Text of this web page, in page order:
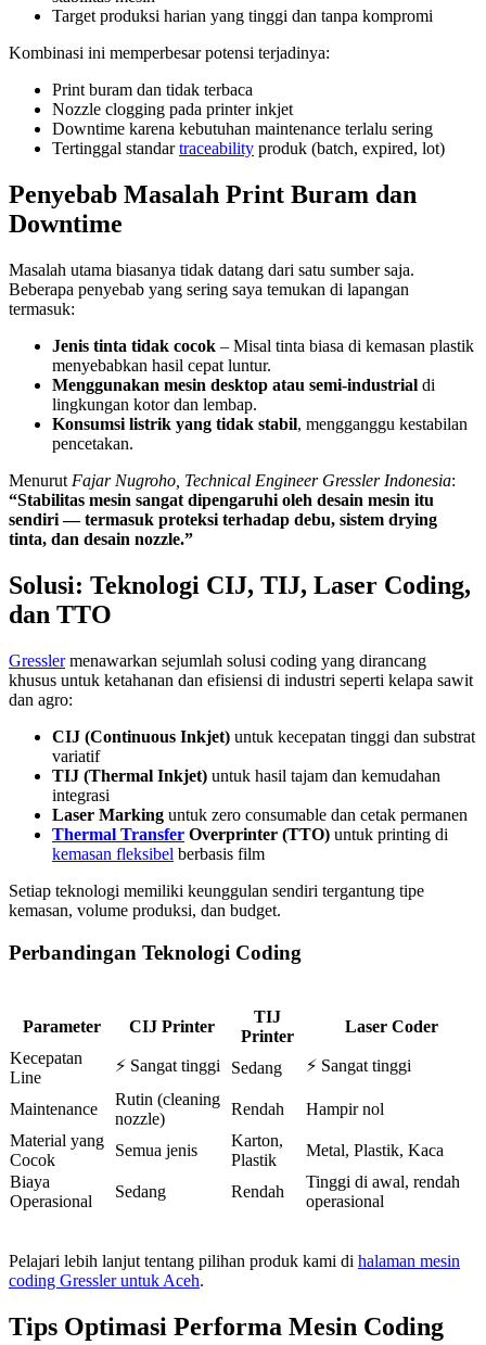
Target produksi harian yang tinggi dan tanpa kompromi
Kombinasi ini memperbesar potensi terjadinya:
Print buram dan tidak terbaca
Nozzle clogging pada printer inkjet
Downtime karena kebutuhan maintenance terlalu sering
Tertinggal standartraceability produk (batch, expired, lot)
Penyebab Masalah Print Buram dan
Downtime
Masalah utama biasanya tidak datang dari satu sumber saja.
Beberapa penyebab yang sering saya temukan di lapangan
termasuk:
Jenis tinta tidak cocok – Misal tinta biasa di kemasan plastik
menyebabkan hasil cepat luntur.
Menggunakan mesin desktop atau semi-industrial di
lingkungan kotor dan lembap.
Konsumsi listrik yang tidak stabil, mengganggu kestabilan
pencetakan.
Menurut Fajar Nugroho, Technical Engineer Gressler Indonesia:
“Stabilitas mesin sangat dipengaruhi oleh desain mesin itu
sendiri — termasuk proteksi terhadap debu, sistem drying
tinta, dan desain nozzle.”
Solusi: Teknologi CIJ, TIJ, Laser Coding,
dan TTO
Gresslermenawarkan sejumlah solusi coding yang dirancang
khusus untuk ketahanan dan efisiensi di industri seperti kelapa sawit
dan agro:
CIJ (Continuous Inkjet) untuk kecepatan tinggi dan substrat
variatif
TIJ (Thermal Inkjet) untuk hasil tajam dan kemudahan
integrasi
Laser Marking untuk zero consumable dan cetak permanen
Thermal Transfer Overprinter (TTO) untuk printing di
kemasan fleksibel berbasis film
Setiap teknologi memiliki keunggulan sendiri tergantung tipe
kemasan, volume produksi, dan budget.
Perbandingan Teknologi Coding
Parameter CIJ Printer
TIJ
Printer
Laser Coder
Kecepatan
Line
⚡ Sangat tinggi Sedang ⚡ Sangat tinggi
Maintenance
Rutin (cleaning
nozzle)
Rendah
Hampir nol
Material yang
Cocok
Semua jenis
Karton,
Plastik
Metal, Plastik, Kaca
Biaya
Operasional
Sedang Rendah
Tinggi di awal, rendah
operasional
Pelajari lebih lanjut tentang pilihan produk kami di halaman mesin
coding Gressler untuk Aceh.
Tips Optimasi Performa Mesin Coding